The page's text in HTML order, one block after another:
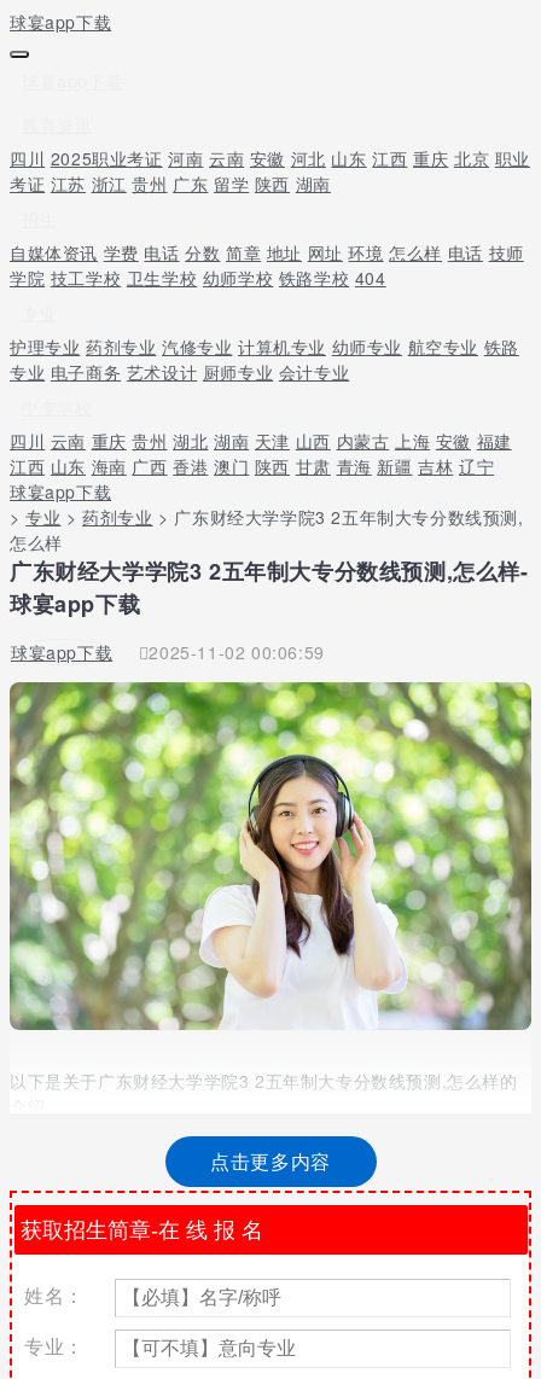
球宴app下载
四川 2025职业考证 河南 云南 安徽 河北 山东 江西 重庆 北京 职业
考证 江苏 浙江 贵州 广东 留学 陕西 湖南
自媒体资讯 学费 电话 分数 简章 地址 网址 环境 怎么样 电话 技师
学院 技工学校 卫生学校 幼师学校 铁路学校 404
护理专业 药剂专业 汽修专业 计算机专业 幼师专业 航空专业 铁路
专业 电子商务 艺术设计 厨师专业 会计专业
四川 云南 重庆 贵州 湖北 湖南 天津 山西 内蒙古 上海 安徽 福建
江西 山东 海南 广西 香港 澳门 陕西 甘肃 青海 新疆 吉林 辽宁
球宴app下载
>专业 >药剂专业 > 广东财经大学学院3 2五年制大专分数线预测,
怎么样
广东财经大学学院3 2五年制大专分数线预测,怎么样-
球宴app下载
球宴app下载 2025-11-02 00:06:59
以下是关于广东财经大学学院3 2五年制大专分数线预测,怎么样的
由于很多中学生在学校成绩并不好，可能难以考入高中学习，所以
近些年选择职业技术学校学习的人数也变得越来越多，为了未来工
作有良好的发展，现在择校和选择专业就是比较重要的。广东近些
年可以选择的中职中专学校也越来越多，不同学校的教学实力、质
量和环境等多个方面都有很大的差异，因而要谨慎抉择。而广东财
经大学学院是当地深受很多家长和学生们都比较认可的职业技术学
校之一，同时选择就读的人数也在逐年增长，接下来小编会介绍，
广东财经大学学院3 2五年制大专分数线，如您对该校有兴趣，就来
继续阅读文章内容。
点击更多内容
姓名：
专业：